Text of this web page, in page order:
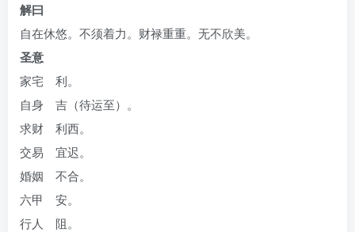
解曰
自在休悠。不须着力。财禄重重。无不欣美。
圣意
家宅 利。
自身 吉（待运至）。
求财 利西。
交易 宜迟。
婚姻 不合。
六甲 安。
行人 阻。